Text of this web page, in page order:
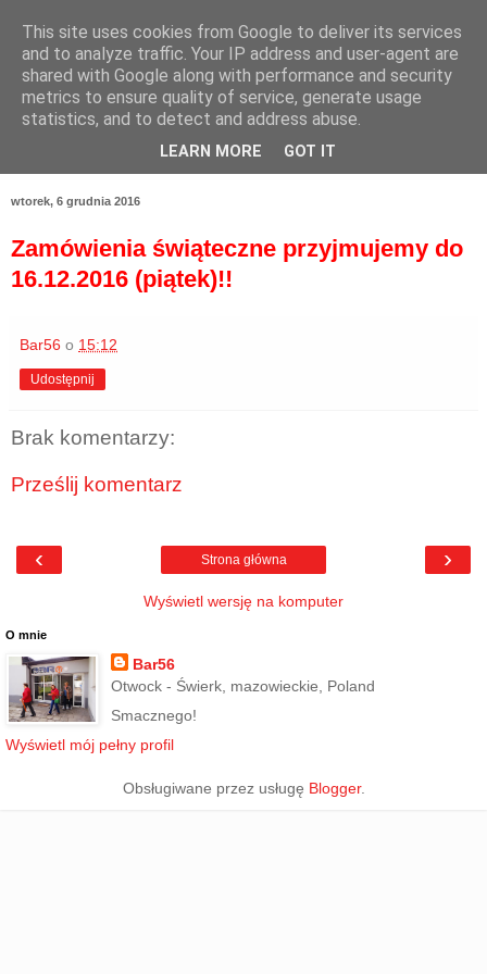
wtorek, 6 grudnia 2016
Zamówienia świąteczne przyjmujemy do
16.12.2016 (piątek)!!
Bar56 o 15:12
Udostępnij
Brak komentarzy:
Prześlij komentarz
‹ ›
Strona główna
Wyświetl wersję na komputer
O mnie
Bar56
Otwock - Świerk, mazowieckie, Poland
Smacznego!
Wyświetl mój pełny profil
Obsługiwane przez usługę Blogger.
This site uses cookies from Google to deliver its services
and to analyze traffic. Your IP address and user-agent are
shared with Google along with performance and security
metrics to ensure quality of service, generate usage
statistics, and to detect and address abuse.
LEARN MORE GOT IT